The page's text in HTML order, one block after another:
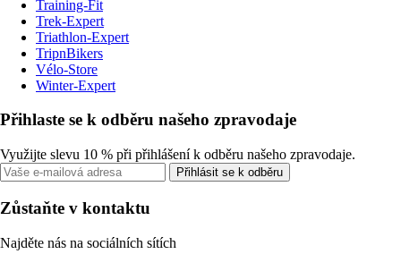
Training-Fit
Trek-Expert
Triathlon-Expert
TripnBikers
Vélo-Store
Winter-Expert
Přihlaste se k odběru našeho zpravodaje
Využijte slevu 10 % při přihlášení k odběru našeho zpravodaje.
Přihlásit se k odběru
Zůstaňte v kontaktu
Najděte nás na sociálních sítích